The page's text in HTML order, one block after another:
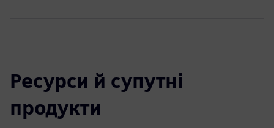
Ресурси й супутні
продукти